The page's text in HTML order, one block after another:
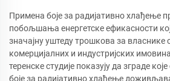
Примена боје за радијативно хлађење
побољшања енергетске ефикасности
значајну уштеду трошкова за власнике
комерцијалних и индустријских
теренске студије показују да зграде
боје за радијативно хлађење